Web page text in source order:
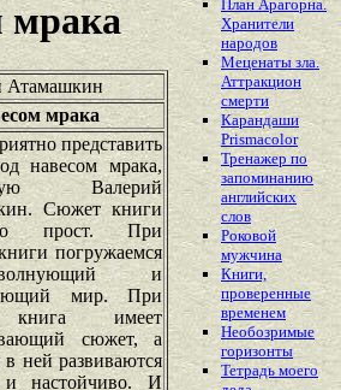
мрака
Атамашкин
мрака
представить
навесом мрака,
Валерий
Сюжет книги
прост. При
погружаемся
и
мир. При
имеет
сюжет, а
в ней развиваются
и настойчиво. И
План Арагорна.
Хранители
народов
Меценаты зла.
Аттракцион
смерти
Карандаши
Prismacolor
Тренажер по
запоминанию
английских
слов
Роковой
мужчина
Книги,
проверенные
временем
Необозримые
горизонты
Тетрадь моего